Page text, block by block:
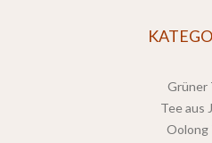
Grüner
Tee aus
Oolong